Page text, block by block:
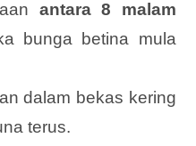
antara 8 malam
bunga betina mula
dalam bekas kering
terus.